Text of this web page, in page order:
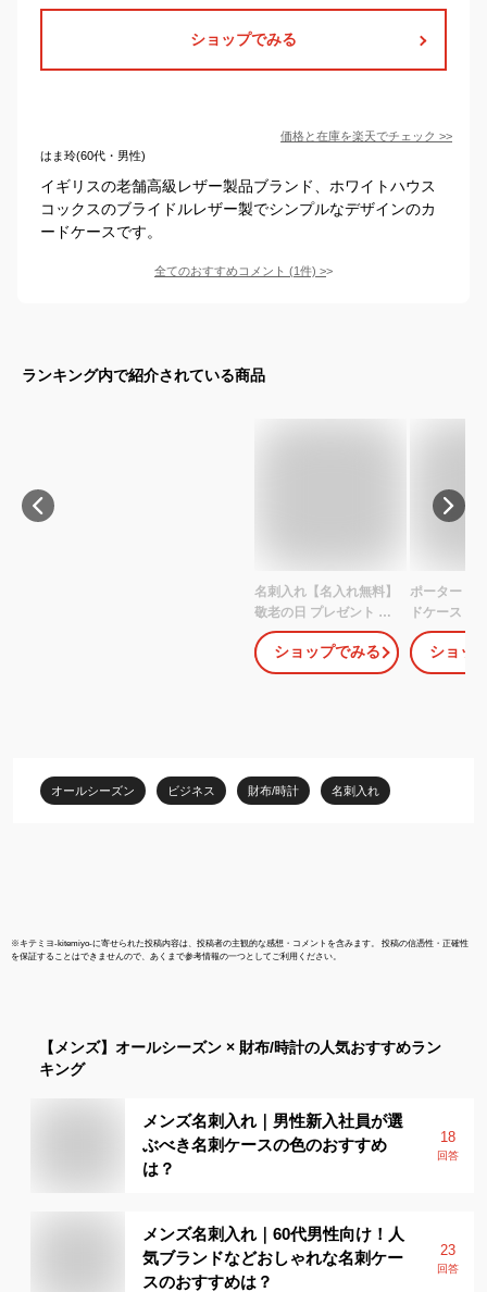
ショップでみる
価格と在庫を楽天でチェック >>
はま玲(60代・男性)
イギリスの老舗高級レザー製品ブランド、ホワイトハウス
コックスのブライドルレザー製でシンプルなデザインのカ
ードケースです。
全てのおすすめコメント (1件) >
ランキング内で紹介されている商品
名刺入れ【名入れ無料】
敬老の日 プレゼント ギ
フト 誕生日 記念品 メン
ズ 選べる4色 専用化粧箱
入り 専用クリーニング
新年度 入学 転職 退職
ショップでみる
ポーター カ
ドケース
刺入れ 吉田
PORTER
CARD
ショッ
オールシーズン ビジネス 財布/時計 名刺入れ
※キテミヨ-kitemiyo-に寄せられた投稿内容は、投稿者の主観的な感想・コメントを含みます。 投稿の信憑性・正確性
を保証することはできませんので、あくまで参考情報の一つとしてご利用ください。
【メンズ】 オールシーズン × 財布/時計の人気おすすめラン
キング
メンズ名刺入れ｜男性新入社員が選
ぶべき名刺ケースの色のおすすめ
は？
18
回答
メンズ名刺入れ｜60代男性向け！人
気ブランドなどおしゃれな名刺ケー
スのおすすめは？
23
回答